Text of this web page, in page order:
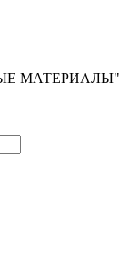
МАТЕРИАЛЫ"